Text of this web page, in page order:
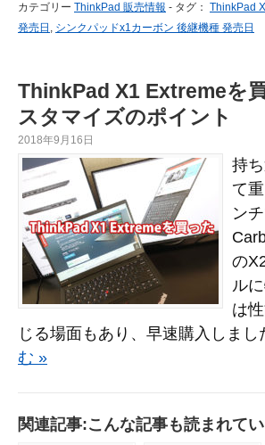
カテゴリー ThinkPad 販売情報 - タグ： ThinkPad
発売日 , シンクパッドx1カーボン 後継機種 発売日
ThinkPad X1 Extremeを
スタマイズのポイント
2018年9月16日
持
て
ン
の
ル
は
じる場面もあり、早速購入しま
む »
関連記事:こんな記事も読まれて